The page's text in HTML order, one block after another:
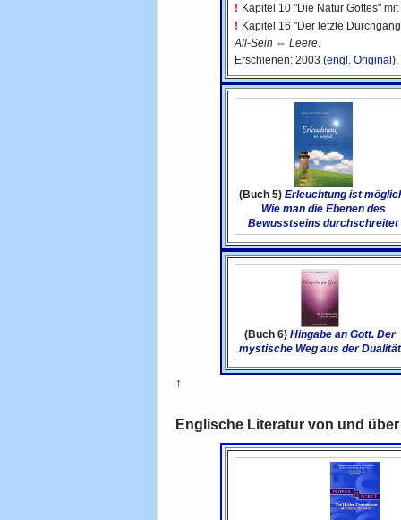
! Kapitel 10 "Die Natur Gottes" mit
! Kapitel 16 "Der letzte
All-Sein ⇔Leere.
Erschienen: 2003(engl. Original)
(Buch 5)Erleuchtung ist
Wie man die Ebenen des
Bewusstseins durchschreitet
(Buch 6)Hingabe an Gott. Der
mystische Weg aus der Dualität
↑
Englische Literatur von und